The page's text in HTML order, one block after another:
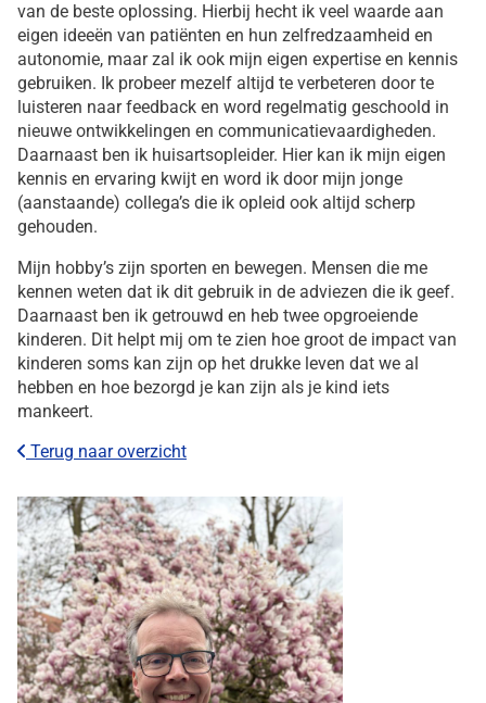
van de beste oplossing. Hierbij hecht ik veel waarde aan
eigen ideeën van patiënten en hun zelfredzaamheid en
autonomie, maar zal ik ook mijn eigen expertise en kennis
gebruiken. Ik probeer mezelf altijd te verbeteren door te
luisteren naar feedback en word regelmatig geschoold in
nieuwe ontwikkelingen en communicatievaardigheden.
Daarnaast ben ik huisartsopleider. Hier kan ik mijn eigen
kennis en ervaring kwijt en word ik door mijn jonge
(aanstaande) collega’s die ik opleid ook altijd scherp
gehouden.
Mijn hobby’s zijn sporten en bewegen. Mensen die me
kennen weten dat ik dit gebruik in de adviezen die ik geef.
Daarnaast ben ik getrouwd en heb twee opgroeiende
kinderen. Dit helpt mij om te zien hoe groot de impact van
kinderen soms kan zijn op het drukke leven dat we al
hebben en hoe bezorgd je kan zijn als je kind iets
mankeert.
Terug naar overzicht